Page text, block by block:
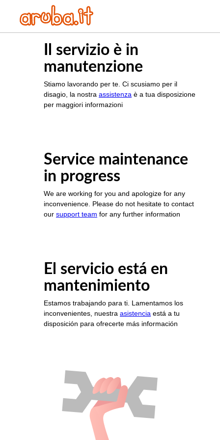
Il servizio è in
manutenzione
Stiamo lavorando per te. Ci scusiamo per il
disagio, la nostra assistenza è a tua disposizione
per maggiori informazioni
Service maintenance
in progress
We are working for you and apologize for any
inconvenience. Please do not hesitate to contact
our support team for any further information
El servicio está en
mantenimiento
Estamos trabajando para ti. Lamentamos los
inconvenientes, nuestra asistencia está a tu
disposición para ofrecerte más información